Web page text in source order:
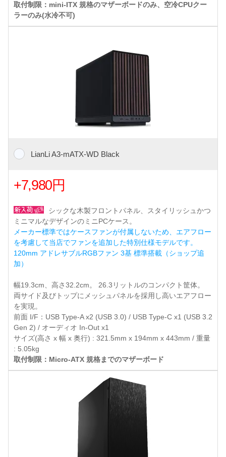
取付制限：mini-ITX 規格のマザーボードのみ、空冷CPUクー
ラーのみ(水冷不可)
LianLi A3-mATX-WD Black
+7,980円
シックな木製フロントパネル、スタイリッシュかつ
ミニマルなデザインのミニPCケース。
メーカー標準ではケースファンが付属しないため、エアフロー
を考慮して当店でファンを追加した特別仕様モデルです。
120mm アドレサブルRGBファン 3基 標準搭載（ショップ追
加）
幅19.3cm、高さ32.2cm。 26.3リットルのコンパクト筐体。
両サイド及びトップにメッシュパネルを採用し高いエアフロー
を実現。
前面 I/F：USB Type-A x2 (USB 3.0) / USB Type-C x1 (USB 3.2
Gen 2) / オーディオ In-Out x1
サイズ(高さ x 幅 x 奥行) : 321.5mm x 194mm x 443mm / 重量
: 5.05kg
取付制限：Micro-ATX 規格までのマザーボード